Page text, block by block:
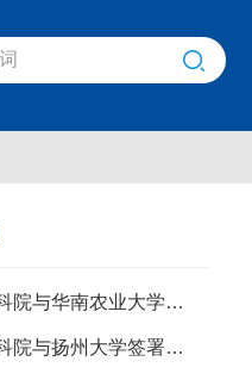
中国热科院与华南农业大学签署合作框架协议
中国热科院与扬州大学签署合作框架协议